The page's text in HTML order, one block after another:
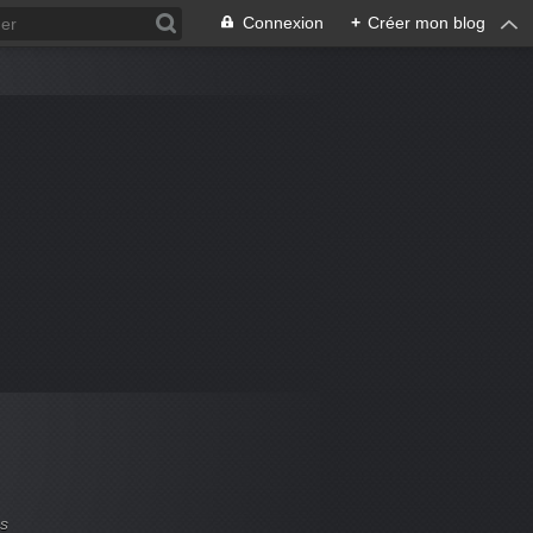
Connexion + Créer mon blog